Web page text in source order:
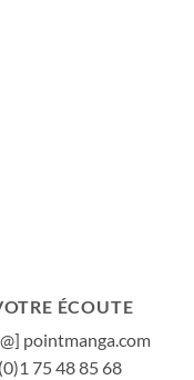
ÉCOUTE
pointmanga.com
75 48 85 68